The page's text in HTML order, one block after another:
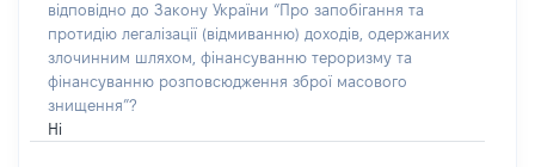
відповідно до Закону України “Про запобігання та
протидію легалізації (відмиванню) доходів, одержаних
злочинним шляхом, фінансуванню тероризму та
фінансуванню розповсюдження зброї масового
знищення”?
Ні